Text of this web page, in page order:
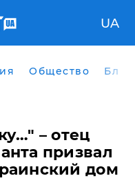
UA
Общество
– отец
призвал
дом